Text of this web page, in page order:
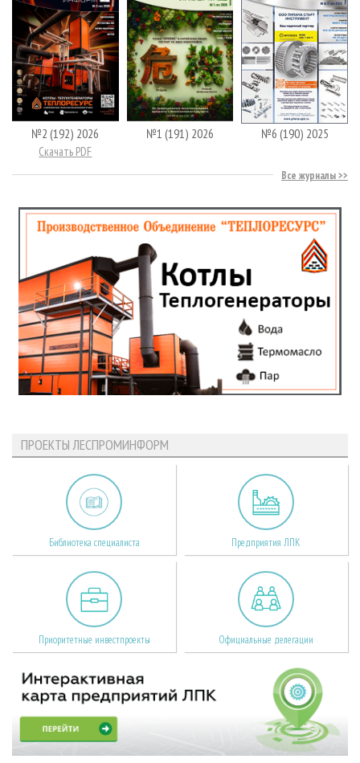
№2 (192) 2026
Скачать PDF
№1 (191) 2026 №6 (190) 2025
Все журналы
ПРОЕКТЫ ЛЕСПРОМИНФОРМ
Библиотека специалиста Предприятия ЛПК
Приоритетные инвестпроекты Официальные делегации